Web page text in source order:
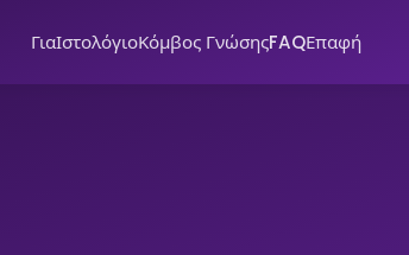
ΓιαΙστολόγιοΚόμβος ΓνώσηςFAQΕπαφή